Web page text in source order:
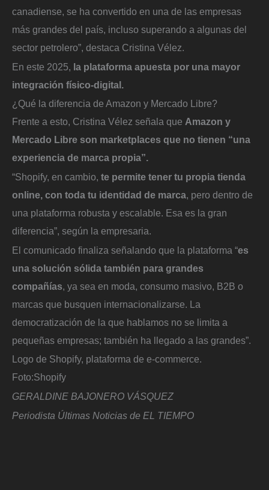
canadiense, se ha convertido en una de las empresas
más grandes del país, incluso superando a algunas del
sector petrolero”, destaca Cristina Vélez.
En este 2025, la plataforma apuesta por una mayor
integración físico-digital.
¿Qué la diferencia de Amazon y Mercado Libre?
Frente a esto, Cristina Vélez señala que Amazon y
Mercado Libre son marketplaces que no tienen “una
experiencia de marca propia”.
“Shopify, en cambio, te permite tener tu propia tienda
online, con toda tu identidad de marca, pero dentro de
una plataforma robusta y escalable. Esa es la gran
diferencia”, según la empresaria.
El comunicado finaliza señalando que la plataforma “es
una solución sólida también para grandes
compañías, ya sea en moda, consumo masivo, B2B o
marcas que busquen internacionalizarse. La
democratización de la que hablamos no se limita a
pequeñas empresas; también ha llegado a las grandes”.
Logo de Shopify, plataforma de e-commerce.
Foto:Shopify
GERALDINE BAJONERO VÁSQUEZ
Periodista Últimas Noticias de EL TIEMPO